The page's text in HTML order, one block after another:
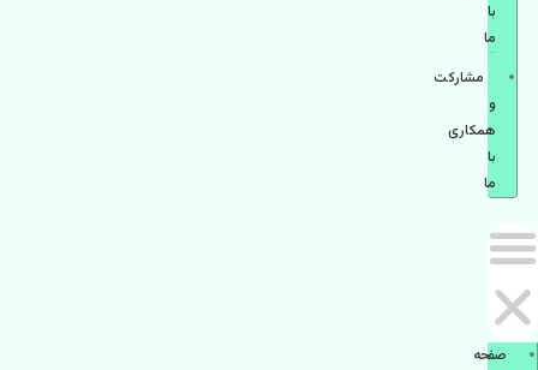
با
ما
مشاركت
و
همكاری
با
ما
صفحه